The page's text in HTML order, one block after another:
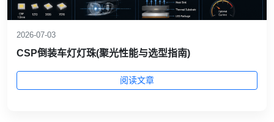
2026-07-03
CSP倒装车灯灯珠(聚光性能与选型指南)
阅读文章